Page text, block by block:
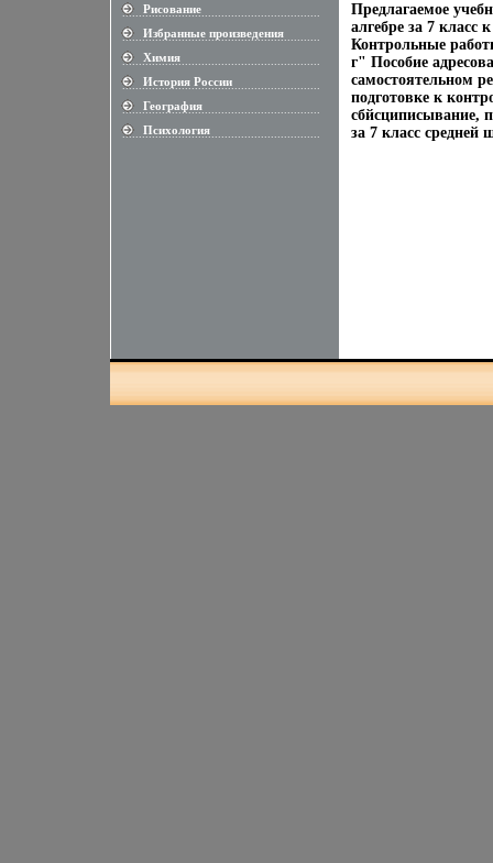
Рисование
............................................................
Избранные произведения
............................................................
Химия
............................................................
История России
............................................................
География
............................................................
Психология
............................................................
Предлагаемое
алгебре за 7
Контрольные
г" Пособие
самостоятельном
подготовке к
сбйсциписывание,
за 7 класс